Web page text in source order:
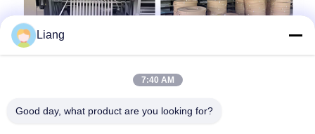
Liang
7:40 AM
Good day, what product are you looking for?